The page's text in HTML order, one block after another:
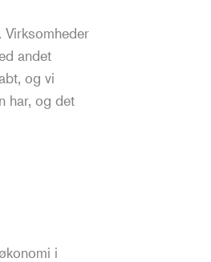
andet
og vi
har, og det
i